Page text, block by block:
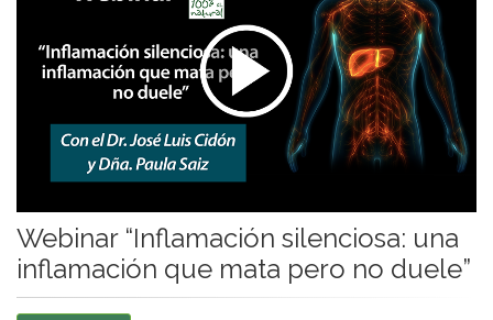
Webinar “Inflamación silenciosa: una
inflamación que mata pero no duele”